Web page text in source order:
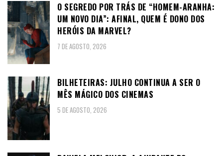
O SEGREDO POR TRÁS DE “HOMEM-ARANHA:
UM NOVO DIA”: AFINAL, QUEM É DONO DOS
HERÓIS DA MARVEL?
7 DE AGOSTO, 2026
BILHETEIRAS: JULHO CONTINUA A SER O
MÊS MÁGICO DOS CINEMAS
5 DE AGOSTO, 2026